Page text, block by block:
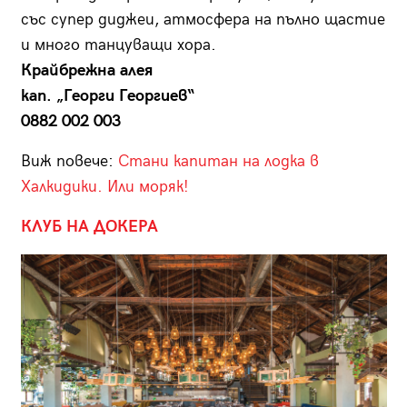
със супер диджеи, атмосфера на пълно щастие
и много танцуващи хора.
Крайбрежна алея
кап. „Георги Георгиев“
0882 002 003
Виж повече: Стани капитан на лодка в
Халкидики. Или моряк!
КЛУБ НА ДОКЕРА